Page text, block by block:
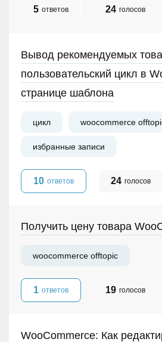
5 ответов 24 голосов
Вывод рекомендуемых
пользовательский цикл в
странице шаблона
цикл woocommerce
избранные записи
10 ответов 24 голосов
Получить цену товара
woocommerce offtopic
1 ответов 19 голосов
WooCommerce: Как